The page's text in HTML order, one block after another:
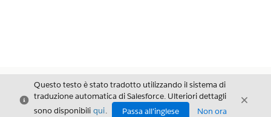
Chiudi
Questo testo è stato tradotto utilizzando il sistema di
traduzione automatica di Salesforce. Ulteriori dettagli
sono disponibili qui. Passa all'inglese Non ora
Chiudi